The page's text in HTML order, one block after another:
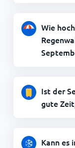
Wie
Ist der
gute
Kann es